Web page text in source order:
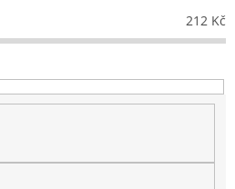
212 Kč